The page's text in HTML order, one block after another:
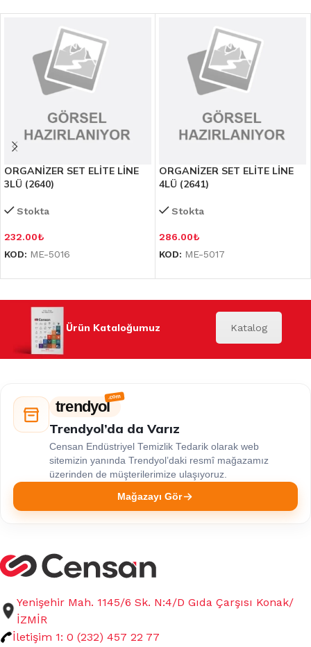
ORGANİZER SET ELİTE LİNE
3LÜ (2640)
Stokta
232.00₺
KOD: ME-5016
ORGANİZER SET ELİTE LİNE
4LÜ (2641)
Stokta
286.00₺
KOD: ME-5017
Ürün Kataloğumuz Katalog
trendyol
Trendyol’da da Varız
Censan Endüstriyel Temizlik Tedarik olarak web
sitemizin yanında Trendyol’daki resmî mağazamız
üzerinden de müşterilerimize ulaşıyoruz.
Mağazayı Gör
Yenişehir Mah. 1145/6 Sk. N:4/D Gıda Çarşısı Konak/
İZMİR
İletişim 1: 0 (232) 457 22 77